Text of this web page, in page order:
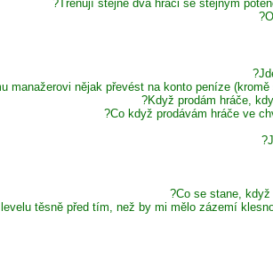
Trénují stejně dva hráči se stejným
manažerovi nějak převést na konto peníze (kromě
Když prodám hráče,
Co když prodávám hráče ve
Co se stane,
těsně před tím, než by mi mělo zázemí